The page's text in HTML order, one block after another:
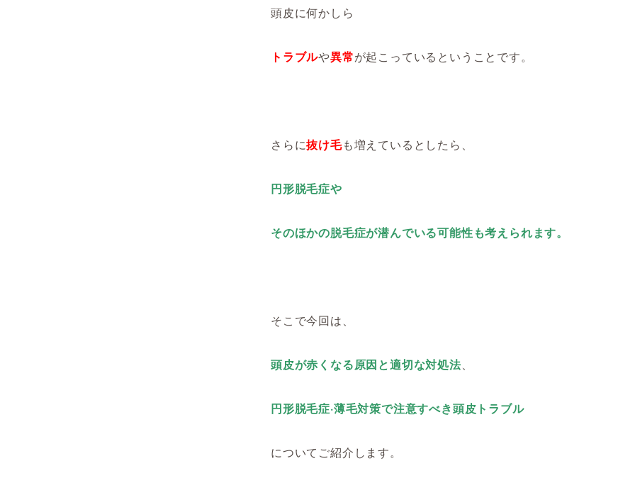
頭皮に何かしら
トラブルや異常が起こっているということです。
さらに抜け毛も増えているとしたら、
円形脱毛症や
そのほかの脱毛症が潜んでいる可能性も考えられます。
そこで今回は、
頭皮が赤くなる原因と適切な対処法、
円形脱毛症·薄毛対策で注意すべき頭皮トラブル
についてご紹介します。